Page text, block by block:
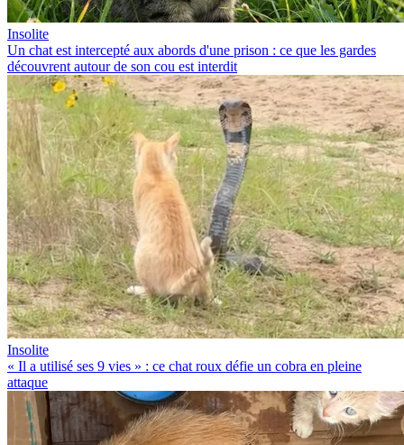
Insolite
Un chat est intercepté aux abords d'une prison : ce que les gardes
découvrent autour de son cou est interdit
Insolite
« Il a utilisé ses 9 vies » : ce chat roux défie un cobra en pleine
attaque